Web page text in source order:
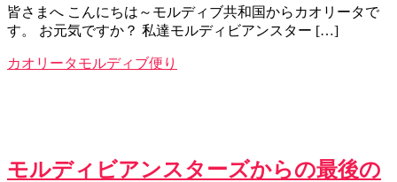
皆さまへ こんにちは～モルディブ共和国からカオリータで
す。 お元気ですか？ 私達モルディビアンスター […]
カオリータモルディブ便り
モルディビアンスターズからの最後の